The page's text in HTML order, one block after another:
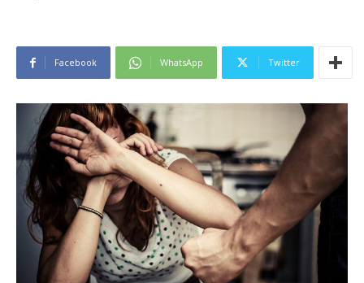
Facebook WhatsApp Twitter